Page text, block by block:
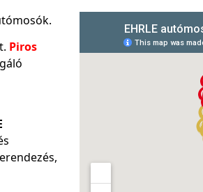
Piros